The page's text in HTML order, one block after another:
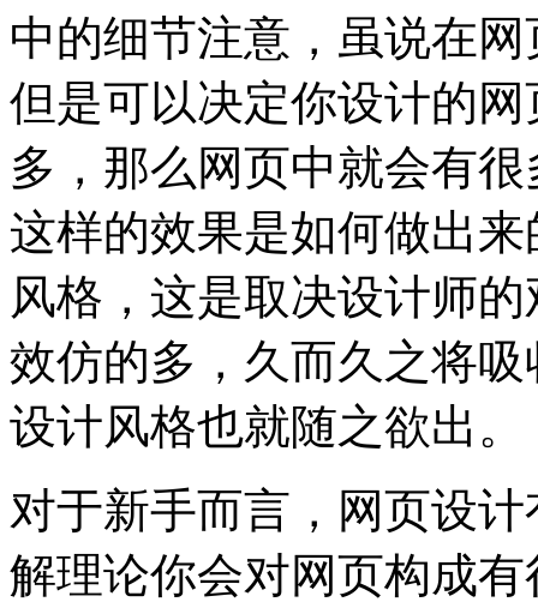
中的细节注意，虽说在
但是可以决定你设计的
多，那么网页中就会有
这样的效果是如何做出
风格，这是取决设计师
效仿的多，久而久之将
设计风格也就随之欲出。
对于新手而言，网页设
解理论你会对网页构成